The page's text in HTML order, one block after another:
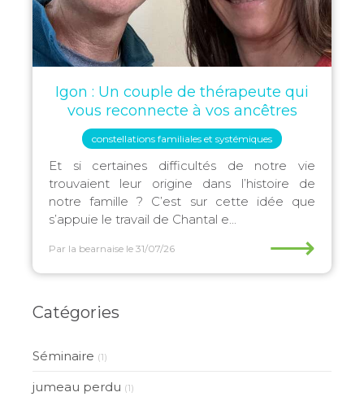
Igon : Un couple de thérapeute qui
vous reconnecte à vos ancêtres
constellations familiales et systémiques
Et si certaines difficultés de notre vie
trouvaient leur origine dans l’histoire de
notre famille ? C’est sur cette idée que
s’appuie le travail de Chantal e...
Par la bearnaise le 31/07/26 ⟶
Catégories
Séminaire (1)
jumeau perdu (1)